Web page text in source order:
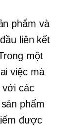
phẩm và
liên kết
một
việc mà
với các
phẩm
được